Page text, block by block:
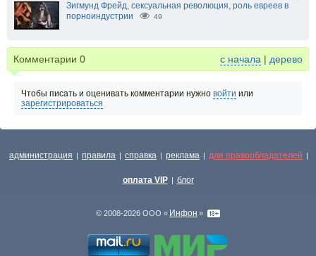
Зигмунд Фрейд, сексуальная революция, роль евреев в
порноиндустрии
49
Комментарии 0 с начала | дерево
Чтобы писать и оценивать комментарии нужно войти или
зарегистрироваться
администрация | правила | справка | реклама | для правообладателей |
оплата VIP | блог
© 2008-2026 ООО « Инфон »